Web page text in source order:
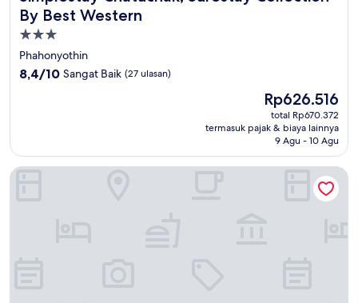
By Best Western
Properti
bintang
3.0
Phahonyothin
8.4
ulasan)
8,4/10 Sangat Baik (27 ulasan)
Harga
sekarang
Rp626.516
Rp626.516
total Rp670.372
termasuk pajak & biaya lainnya
9 Agu - 10 Agu
G9 Bangkok